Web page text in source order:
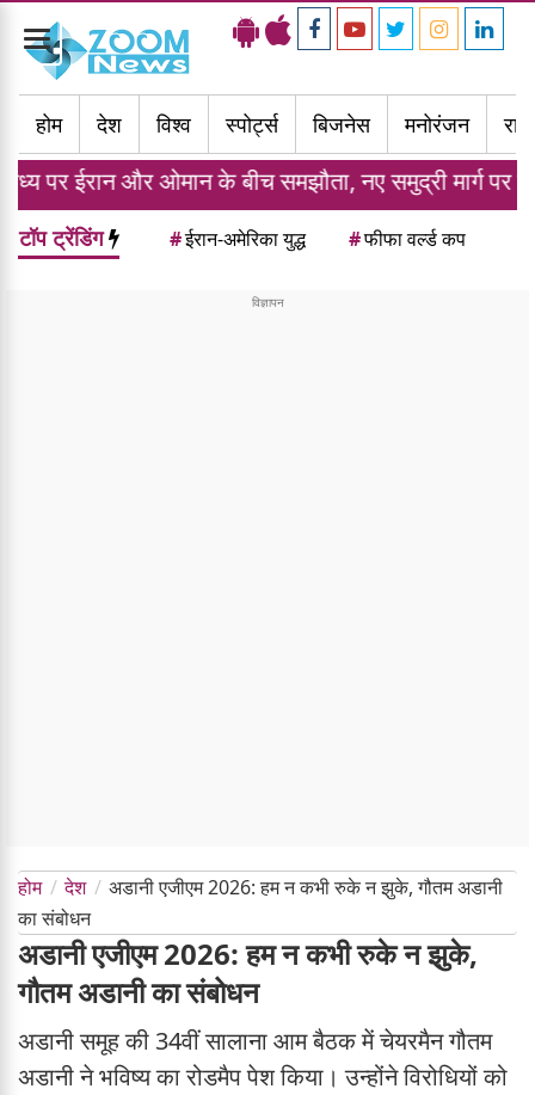
Toggle
navigation
होम
देश विश्व स्पोर्ट्स बिजनेस मनोरंजन
ओमान के बीच समझौता, नए समुद्री मार्ग पर बनी सहमति
टॉप ट्रेंडिंग #ईरान-अमेरिका युद्ध #फीफा वर्ल्ड कप
होम देश
अडानी एजीएम 2026: हम न कभी रुके न झुके, गौतम अडानी
का संबोधन
अडानी एजीएम 2026: हम न कभी रुके न झुके,
गौतम अडानी का संबोधन
अडानी समूह की 34वीं सालाना आम बैठक में चेयरमैन गौतम
अडानी ने भविष्य का रोडमैप पेश किया। उन्होंने विरोधियों को